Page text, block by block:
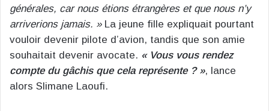
générales, car nous étions étrangères et que nous n’y
arriverions jamais. »La jeune fille expliquait pourtant
vouloir devenir pilote d’avion, tandis que son amie
souhaitait devenir avocate. « Vous vous rendez
compte du gâchis que cela représente ? », lance
alors Slimane Laoufi.